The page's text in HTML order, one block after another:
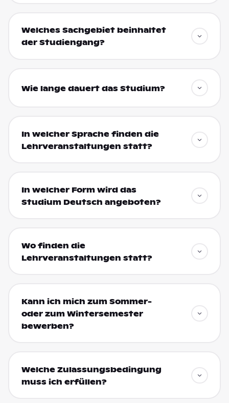
Welches Sachgebiet beinhaltet
der Studiengang?
Wie lange dauert das Studium?
In welcher Sprache finden die
Lehrveranstaltungen statt?
In welcher Form wird das
Studium Deutsch angeboten?
Wo finden die
Lehrveranstaltungen statt?
Kann ich mich zum Sommer-
oder zum Wintersemester
bewerben?
Welche Zulassungsbedingung
muss ich erfüllen?